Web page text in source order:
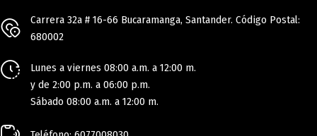
Carrera 32a # 16-66 Bucaramanga, Santander. Código Postal:
680002
Lunes a viernes 08:00 a.m. a 12:00 m.
y de 2:00 p.m. a 06:00 p.m.
Sábado 08:00 a.m. a 12:00 m.